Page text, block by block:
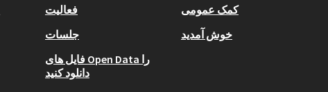
فعالیت
جلسات
فایل های Open Data را
دانلود کنید
کمک عمومی
خوش آمدید